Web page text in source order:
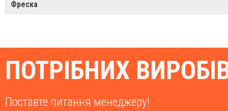
Фреска
ПОТРІБНИХ
Поставте питання менеджеру!